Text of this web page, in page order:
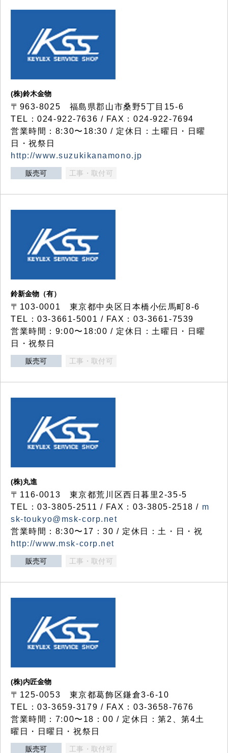
(株)鈴木金物
〒963-8025 福島県郡山市桑野5丁目15-6
TEL：024-922-7636 / FAX：024-922-7694
営業時間：8:30〜18:30 / 定休日：土曜日・日曜
日・祝祭日
http://www.suzukikanamono.jp
販売可 工事・取付可
鈴新金物（有）
〒103-0001 東京都中央区日本橋小伝馬町8-6
TEL：03-3661-5001 / FAX：03-3661-7539
営業時間：9:00〜18:00 / 定休日：土曜日・日曜
日・祝祭日
販売可 工事・取付可
(株)丸進
〒116-0013 東京都荒川区西日暮里2-35-5
TEL：03-3805-2511 / FAX：03-3805-2518 / m
sk-toukyo@msk-corp.net
営業時間：8:30〜17：30 / 定休日：土・日・祝
http://www.msk-corp.net
販売可 工事・取付可
(株)内匠金物
〒125-0053 東京都葛飾区鎌倉3-6-10
TEL：03-3659-3179 / FAX：03-3658-7676
営業時間：7:00〜18：00 / 定休日：第2、第4土
曜日・日曜日・祝祭日
販売可 工事・取付可